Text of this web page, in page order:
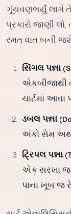
ગૂંચવણભર્યું લાગે તે
પ્રકારો જાણી લો,
રમત વાત બની
સિંગલ પન્ના
એકબીજાથી
ચાર્ટમાં આવા
ડબલ પન્ના
અંકો સેમ
ટ્રિપલ પન્ના
એક સરખા જ
પાના ખૂબ જ